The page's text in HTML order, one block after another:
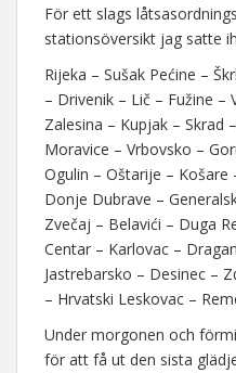
För ett slags
stationsöversikt jag satte
Rijeka – Sušak Pećine –
– Drivenik – Lič – Fužine –
Zalesina – Kupjak – Skrad
Moravice – Vrbovsko –
Ogulin – Oštarije –
Donje Dubrave –
Zvečaj – Belavići – Duga
Centar – Karlovac –
Jastrebarsko – Desinec –
– Hrvatski Leskovac –
Under morgonen och
för att få ut den sista